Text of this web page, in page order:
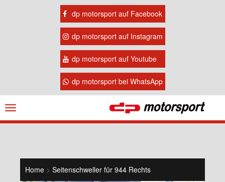
dp motorsport auf Facebook
dp motorsport auf Instagram
dp motorsport auf Youtube
dp motorsport bei WhatsApp
Navigation
ein-/ausblenden
Home > Seitenschweller für 944 Rechts